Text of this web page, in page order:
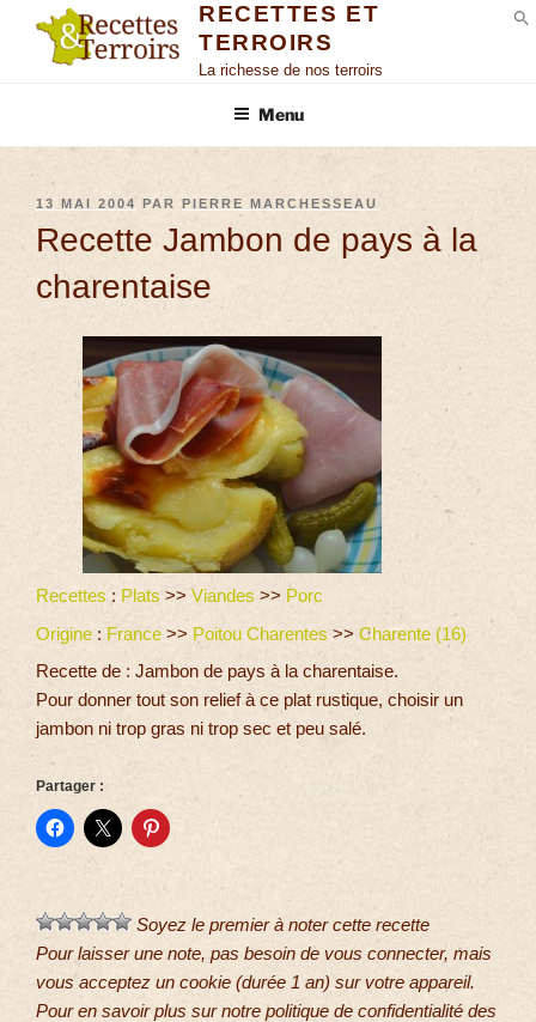
RECETTES ET
TERROIRS
La richesse de nos terroirs
Menu
13 MAI 2004 PAR PIERRE MARCHESSEAU
Recette Jambon de pays à la
charentaise
Recettes : Plats >> Viandes >> Porc
Origine : France >> Poitou Charentes >> Charente (16)
Recette de : Jambon de pays à la charentaise.
Pour donner tout son relief à ce plat rustique, choisir un
jambon ni trop gras ni trop sec et peu salé.
Partager :
Soyez le premier à noter cette recette
Pour laisser une note, pas besoin de vous connecter, mais
vous acceptez un cookie (durée 1 an) sur votre appareil.
Pour en savoir plus sur notre politique de confidentialité des